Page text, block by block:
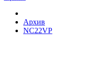
Архив
NC22VP